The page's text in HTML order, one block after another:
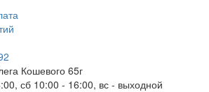
Кошевого 65г
сб 10:00 - 16:00, вс - выходной